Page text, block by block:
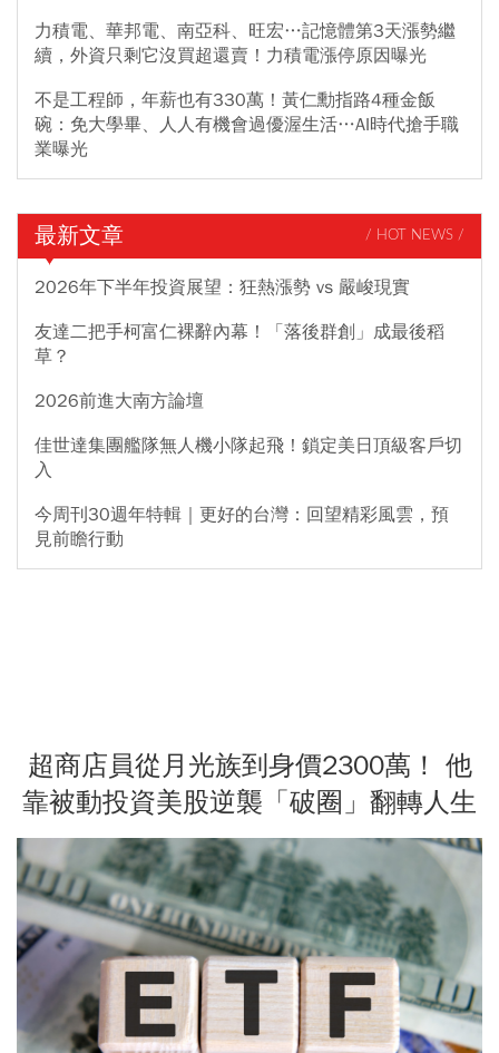
力積電、華邦電、南亞科、旺宏…記憶體第3天漲勢繼
續，外資只剩它沒買超還賣！力積電漲停原因曝光
不是工程師，年薪也有330萬！黃仁勳指路4種金飯
碗：免大學畢、人人有機會過優渥生活…AI時代搶手職
業曝光
最新文章 / HOT NEWS /
2026年下半年投資展望：狂熱漲勢 vs 嚴峻現實
友達二把手柯富仁裸辭內幕！「落後群創」成最後稻
草？
2026前進大南方論壇
佳世達集團艦隊無人機小隊起飛！鎖定美日頂級客戶切
入
今周刊30週年特輯｜更好的台灣：回望精彩風雲，預
見前瞻行動
超商店員從月光族到身價2300萬！ 他
靠被動投資美股逆襲「破圈」翻轉人生